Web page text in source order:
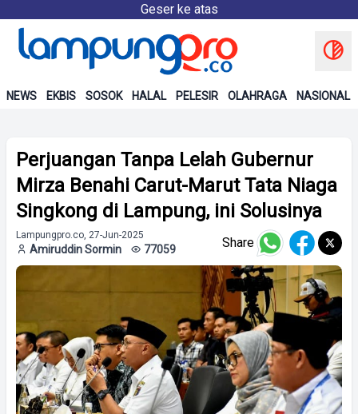
Geser ke atas
NEWS EKBIS SOSOK HALAL PELESIR OLAHRAGA NASIONAL
Perjuangan Tanpa Lelah Gubernur
Mirza Benahi Carut-Marut Tata Niaga
Singkong di Lampung, ini Solusinya
Lampungpro.co, 27-Jun-2025
Amiruddin Sormin 77059 Share